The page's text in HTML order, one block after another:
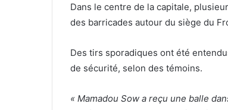
Dans le centre de la capitale,
des barricades autour du siège du
Des tirs sporadiques ont été
de sécurité, selon des témoins.
« Mamadou Sow a reçu une balle